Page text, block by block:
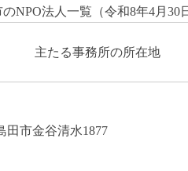
NPO法人一覧（令和8年4月30
主たる事務所の所在地
田市金谷清水1877